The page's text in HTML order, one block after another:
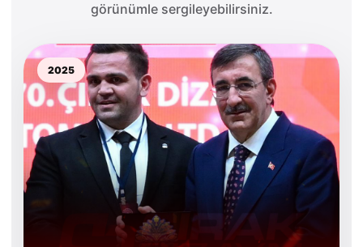
görünümle sergileyebilirsiniz.
2025